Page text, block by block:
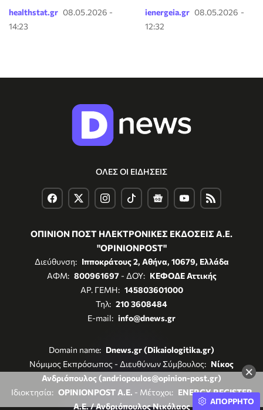
×
healthstat.gr 08.05.2026 -
14:23
ienergeia.gr 08.05.2026 -
12:32
ΟΛΕΣ ΟΙ ΕΙΔΗΣΕΙΣ
ΟΠΙΝΙΟΝ ΠΟΣΤ ΗΛΕΚΤΡΟΝΙΚΕΣ ΕΚΔΟΣΕΙΣ Α.Ε.
"OPINIONPOST"
Διεύθυνση: Ιπποκράτους 2, Αθήνα, 10679, Ελλάδα
ΑΦΜ: 800961697- ΔΟΥ: ΚΕΦΟΔΕ Αττικής
ΑΡ. ΓΕΜΗ: 145803601000
Τηλ: 210 3608484
E-mail: info@dnews.gr
Domain name: Dnews.gr (Dikaiologitika.gr)
Νόμιμος Εκπρόσωπος - Διευθύνων Σύμβουλος: Νίκος
Ανδριόπουλος (andriopoulos@opinion-post.gr)
Ιδιοκτησία: OPINIONPOST A.E. - Μέτοχοι: ENERGY REGISTER
Α.Ε. / Ανδριόπουλος Νικόλαος
ΑΠΟΡΡΗΤΟ